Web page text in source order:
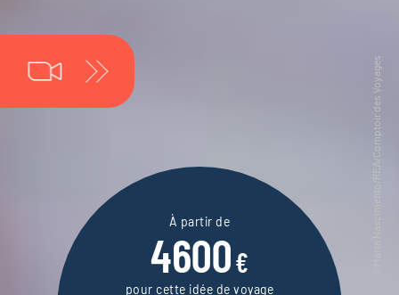
À partir de
4600€
pour cette idée de voyage